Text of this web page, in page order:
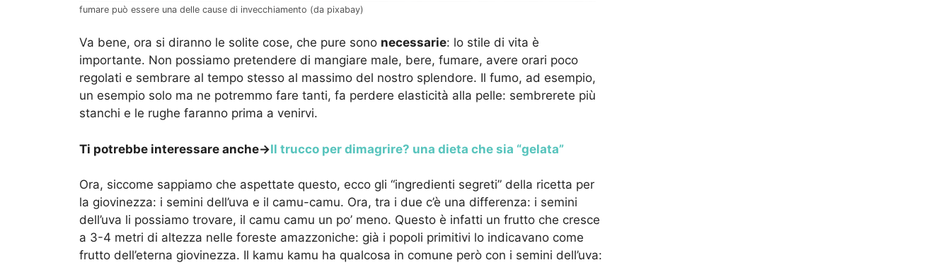
fumare può essere una delle cause di invecchiamento (da pixabay)
Va bene, ora si diranno le solite cose, che pure sono necessarie: lo stile di vita è
importante. Non possiamo pretendere di mangiare male, bere, fumare, avere orari poco
regolati e sembrare al tempo stesso al massimo del nostro splendore. Il fumo, ad esempio,
un esempio solo ma ne potremmo fare tanti, fa perdere elasticità alla pelle: sembrerete più
stanchi e le rughe faranno prima a venirvi.
Ti potrebbe interessare anche->Il trucco per dimagrire? una dieta che sia “gelata”
Ora, siccome sappiamo che aspettate questo, ecco gli “ingredienti segreti” della ricetta per
la giovinezza: i semini dell’uva e il camu-camu. Ora, tra i due c’è una differenza: i semini
dell’uva li possiamo trovare, il camu camu un po’ meno. Questo è infatti un frutto che cresce
a 3-4 metri di altezza nelle foreste amazzoniche: già i popoli primitivi lo indicavano come
frutto dell’eterna giovinezza. Il kamu kamu ha qualcosa in comune però con i semini dell’uva: